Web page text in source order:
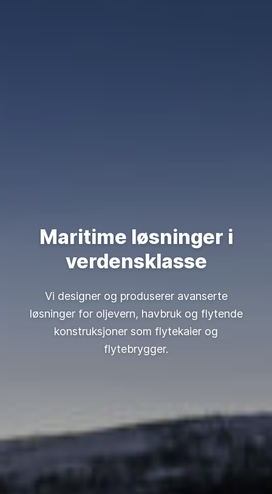
Maritime løsninger i
verdensklasse
Vi designer og produserer avanserte
løsninger for oljevern, havbruk og flytende
konstruksjoner som flytekaier og
flytebrygger.